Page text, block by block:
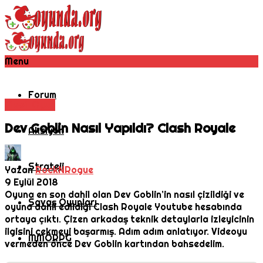
Menu
Forum
Aksiyon
Strateji
Savaş Oyunları
MMORPG
Dev Goblin Nasıl Yapıldı? Clash Royale
YazanRockNRogue
9 Eylül 2018
Oyuna en son dahil olan Dev Goblin’in nasıl çizildiği ve
oyuna dahil edildiği Clash Royale Youtube hesabında
ortaya çıktı. Çizen arkadaş teknik detaylarla izleyicinin
ilgisini çekmeyi başarmış. Adım adım anlatıyor. Videoyu
vermeden önce Dev Goblin kartından bahsedelim.